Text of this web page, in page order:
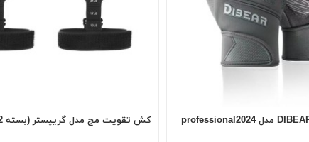
دستکش بدنسازی DIBEAR مدل professional2024
کش تقویت مچ مدل گریپستر (بسته 2 عددی)